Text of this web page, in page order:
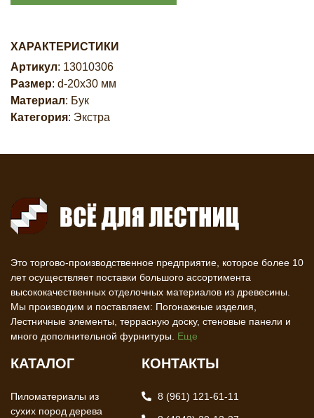
ХАРАКТЕРИСТИКИ
Артикул: 13010306
Размер: d-20х30 мм
Материал: Бук
Категория: Экстра
Это торгово-производственное предприятие, которое более 10
лет осуществляет поставки большого ассортимента
высококачественных отделочных материалов из древесины.
Мы производим и поставляем: Погонажные изделия,
Лестничные элементы, террасную доску, стеновые панели и
много дополнительной фурнитуры. Еще
КАТАЛОГ
Пиломатериалы из
сухих пород дерева
КОНТАКТЫ
8 (961) 121-61-11